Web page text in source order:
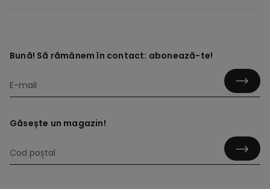
Bună! Să rămânem în contact: abonează-te!
Găsește un magazin!